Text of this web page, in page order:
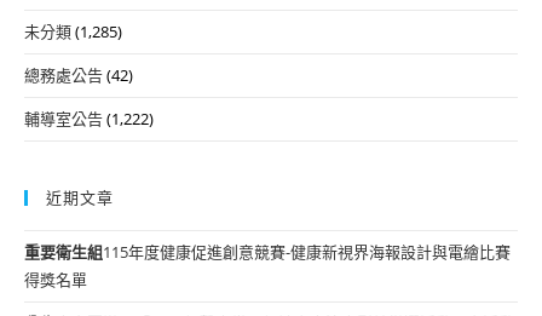
未分類(1,285)
總務處公告(42)
輔導室公告(1,222)
近期文章
重要衛生組115年度健康促進創意競賽-健康新視界海報設計與電繪比賽
得獎名單